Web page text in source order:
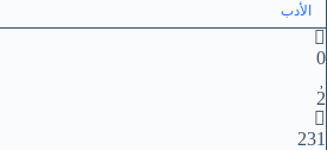
الأدب
0
2
231